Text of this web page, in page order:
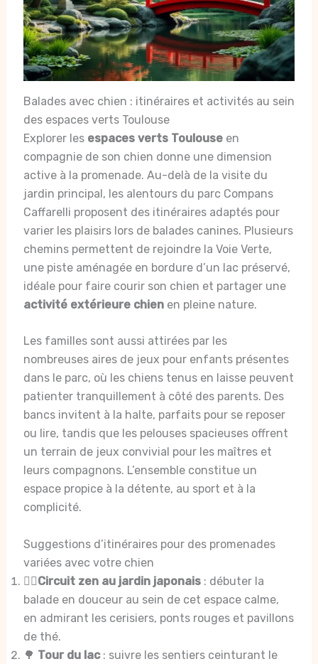
Balades avec chien : itinéraires et activités au sein
des espaces verts Toulouse
Explorer les espaces verts Toulouseen
compagnie de son chien donne une dimension
active à la promenade. Au-delà de la visite du
jardin principal, les alentours du parc Compans
Caffarelli proposent des itinéraires adaptés pour
varier les plaisirs lors de balades canines. Plusieurs
chemins permettent de rejoindre la Voie Verte,
une piste aménagée en bordure d’un lac préservé,
idéale pour faire courir son chien et partager une
activité extérieure chienen pleine nature.
Les familles sont aussi attirées par les
nombreuses aires de jeux pour enfants présentes
dans le parc, où les chiens tenus en laisse peuvent
patienter tranquillement à côté des parents. Des
bancs invitent à la halte, parfaits pour se reposer
ou lire, tandis que les pelouses spacieuses offrent
un terrain de jeux convivial pour les maîtres et
leurs compagnons. L’ensemble constitue un
espace propice à la détente, au sport et à la
complicité.
Suggestions d’itinéraires pour des promenades
variées avec votre chien
🚶‍♂️Circuit zen au jardin japonais: débuter la
balade en douceur au sein de cet espace calme,
en admirant les cerisiers, ponts rouges et pavillons
de thé.
🌳 Tour du lac: suivre les sentiers ceinturant le